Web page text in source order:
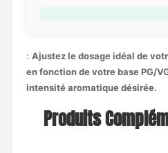
: Ajustez le dosage idéal de
en fonction de votre base PG/
intensité aromatique désirée.
Produits